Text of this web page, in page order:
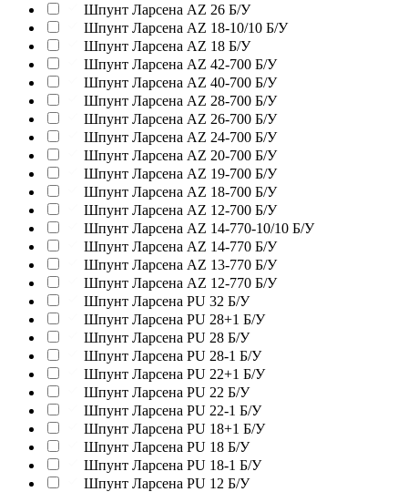
Шпунт Ларсена AZ 26 Б/У
Шпунт Ларсена AZ 18-10/10 Б/У
Шпунт Ларсена AZ 18 Б/У
Шпунт Ларсена AZ 42-700 Б/У
Шпунт Ларсена AZ 40-700 Б/У
Шпунт Ларсена AZ 28-700 Б/У
Шпунт Ларсена AZ 26-700 Б/У
Шпунт Ларсена AZ 24-700 Б/У
Шпунт Ларсена AZ 20-700 Б/У
Шпунт Ларсена AZ 19-700 Б/У
Шпунт Ларсена AZ 18-700 Б/У
Шпунт Ларсена AZ 12-700 Б/У
Шпунт Ларсена AZ 14-770-10/10 Б/У
Шпунт Ларсена AZ 14-770 Б/У
Шпунт Ларсена AZ 13-770 Б/У
Шпунт Ларсена AZ 12-770 Б/У
Шпунт Ларсена PU 32 Б/У
Шпунт Ларсена PU 28+1 Б/У
Шпунт Ларсена PU 28 Б/У
Шпунт Ларсена PU 28-1 Б/У
Шпунт Ларсена PU 22+1 Б/У
Шпунт Ларсена PU 22 Б/У
Шпунт Ларсена PU 22-1 Б/У
Шпунт Ларсена PU 18+1 Б/У
Шпунт Ларсена PU 18 Б/У
Шпунт Ларсена PU 18-1 Б/У
Шпунт Ларсена PU 12 Б/У